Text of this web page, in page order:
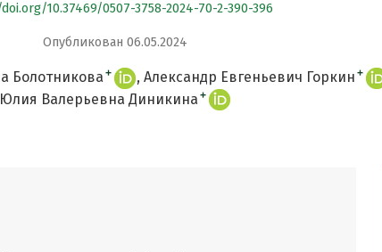
10.37469/0507-3758-2024-70-2-390-396
Опубликован 06.05.2024
Болотникова + Александр Евгеньевич Горкин +
Юлия Валерьевна Диникина +